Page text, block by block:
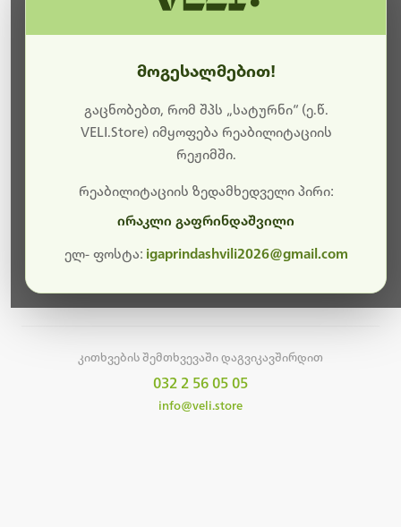
ბოდიშს გიხდით შეფერხებისთვის. ამჟამად
მიმდინარეობს საიტის განახლება და ტექნიკური
სამუშაოები.
მალე ისევ ხელმისაწვდომი იქნება. გმადლობთ
კითხვების შემთხვევაში დაგვიკავშირდით
032 2 56 05 05
info@veli.store
მოგესალმებით!
გაცნობებთ, რომ შპს „სატურნი“ (ე.წ.
VELI.Store) იმყოფება რეაბილიტაციის
რეჟიმში.
რეაბილიტაციის ზედამხედველი პირი:
ირაკლი გაფრინდაშვილი
ელ- ფოსტა: igaprindashvili2026@gmail.com